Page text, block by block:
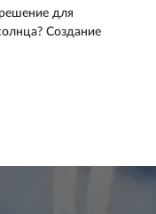
для
Создание